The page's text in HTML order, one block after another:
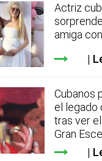
Actriz
amiga
Cubanos
el legado
tras ver
Gran